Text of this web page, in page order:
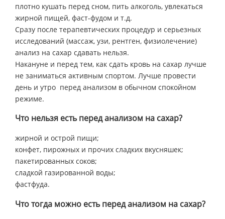
плотно кушать перед сном, пить алкоголь, увлекаться
жирной пищей, фаст-фудом и т.д.
Сразу после терапевтических процедур и серьезных
исследований (массаж, узи, рентген, физиолечение)
анализ на сахар сдавать нельзя.
Накануне и перед тем, как сдать кровь на сахар лучше
не заниматься активным спортом. Лучше провести
день и утро перед анализом в обычном спокойном
режиме.
Что нельзя есть перед анализом на сахар?
жирной и острой пищи;
конфет, пирожных и прочих сладких вкусняшек;
пакетированных соков;
сладкой газированной воды;
фастфуда.
Что тогда можно есть перед анализом на сахар?